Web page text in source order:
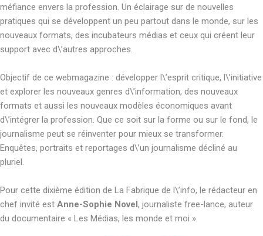
méfiance envers la profession. Un éclairage sur de nouvelles
pratiques qui se développent un peu partout dans le monde, sur les
nouveaux formats, des incubateurs médias et ceux qui créent leur
support avec d\’autres approches.
Objectif de ce webmagazine : développer l\’esprit critique, l\’initiative
et explorer les nouveaux genres d\’information, des nouveaux
formats et aussi les nouveaux modèles économiques avant
d\’intégrer la profession. Que ce soit sur la forme ou sur le fond, le
journalisme peut se réinventer pour mieux se transformer.
Enquêtes, portraits et reportages d\’un journalisme décliné au
pluriel.
Pour cette dixième édition de La Fabrique de l\’info, le rédacteur en
chef invité est Anne-Sophie Novel, journaliste free-lance, auteur
du documentaire « Les Médias, les monde et moi ».